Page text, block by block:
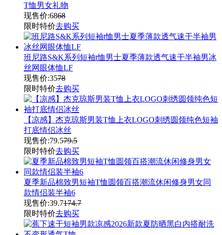
T恤男女礼物
现售价:6868
限时特价去购买
班尼路S&K系列短袖t恤男士夏季薄款透气速干半袖男冰
丝网眼体恤LF
现售价:3578
限时特价去购买
【凉感】杰克琼斯男装T恤上衣LOGO刺绣圆领纯色短袖
打底情侣冰丝
现售价:79.579.5
限时特价去购买
夏季新品棉致男短袖T恤圆领百搭潮流休闲修身男女同
款情侣装半袖6
现售价:39.7174.7
限时特价去购买